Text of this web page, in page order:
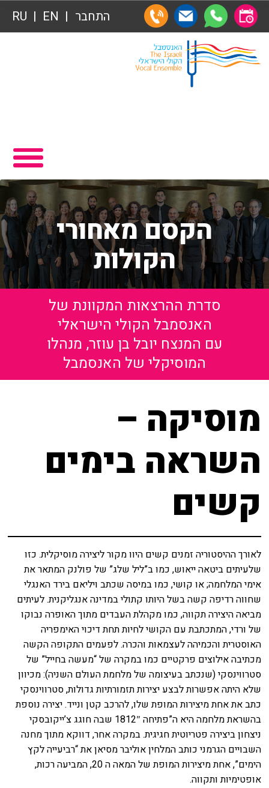
אגודת הידידים
רכישת מנויים
אודות
מאחורי הקולות
הקסם מאחורי הקולות
האולם המקוון
לוח מופעים
החשבון שלי
הזמנה
תקנון האתר
התחבר EN
RU
ראשי
תכניה ומשחקיה – איתמר פוגש ארנב
אגודת הידידים
רכישת מנויים
שידור ישיר
הקסם מאחורי הקולות
האולם המקוון
לוח מופעים
החשבון שלי
הזמנה
תקנון האתר
הקסם מאחורי
הקולות
סדרת ההרצאות המקוונת של
האנסמבל הקולי הישראלי
עם המנצח יובל בן עוזר, מנהלו
המוסיקלי של האנסמבל
מוסיקה –
השראה בימים
קשים
לאורך ההיסטוריה זמנים קשים היוו מקור ליצירה מוסיקלית. כזו
שלעיתים ביטאה ייאוש, כמו ב”ליל שלג” של פולנק המתאר את
אימי המלחמה; או קושי, כמו במיסה שכתב ויליאם בירד האנגלי
שחווה רדיפה קשה בשל היותו קתולי במדינה אנגליקנית. לעיתים
מביאה היצירה תקווה, כמו מקהלת העבדים מתוך האופרה נבוקו
של ורדי, המתכתבת עם הקושי לחיות תחת דיכוי האימפריה
האוסטרית והכמיהה לעצמאות והכרה. לפעמים התקופה הקשה
מכתיבה אילוצים פרקטיים כמו במקרה של “מעשה בחייל” של
סטרווינסקי (שנכתב בעיצומה של מלחמת העולם השניה): מכיוון
שלא היתה אפשרות לבצע יצירות תזמורתיות גדולות, סטרווינסקי
כתב את אחת מיצירות המופת שלו, להרכב קטן ונייד. יצירה נוספת
בהשראת מלחמה היא ה”פתיחה 1812″ שבה חוגג צ’ייקובסקי
ניצחון ביצירה פטריוטית חגיגית. במקרה אחר, דווקא מתוך מחנה
השבויים הגרמני כותב המלחין אוליבר מסיאן את “רביעייה לקץ
הימים”, אחת מיצירות המופת של המאה ה 20, המביעה רכות,
אופטימיות ותקווה.